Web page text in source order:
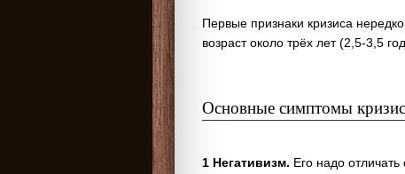
Первые признаки кризиса
возраст около трёх лет (2,5-3,5
Основные симптомы
1 Негативизм. Его надо